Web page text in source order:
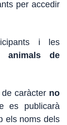
per accedir
i les
animals de
caràcter no
es publicarà
els noms dels